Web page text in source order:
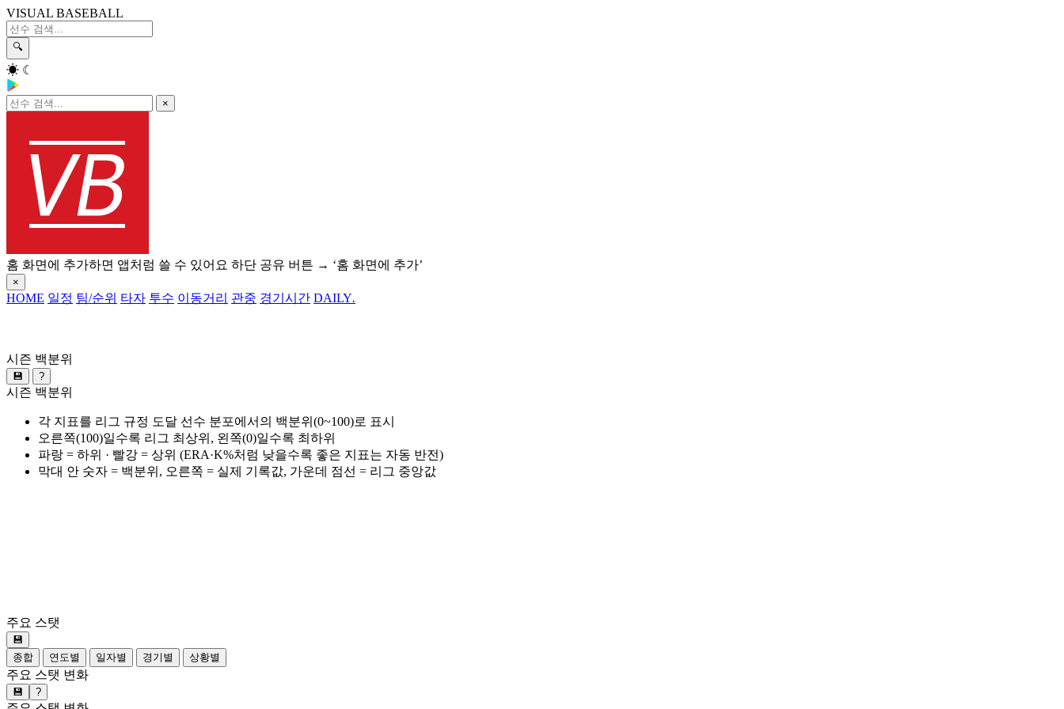
VISUAL BASEBALL
🔍
☀ ☾
×
홈 화면에 추가하면 앱처럼 쓸 수 있어요 하단 공유 버튼 → ‘홈 화면에 추가’
×
HOME 일정 팀/순위 타자 투수 이동거리 관중 경기시간 DAILY.
시즌 백분위
💾 ?
시즌 백분위
각 지표를 리그 규정 도달 선수 분포에서의 백분위(0~100)로 표시
오른쪽(100)일수록 리그 최상위, 왼쪽(0)일수록 최하위
파랑 = 하위 · 빨강 = 상위 (ERA·K%처럼 낮을수록 좋은 지표는 자동 반전)
막대 안 숫자 = 백분위, 오른쪽 = 실제 기록값, 가운데 점선 = 리그 중앙값
주요 스탯
💾
종합
연도별 일자별 경기별 상황별
주요 스탯 변화
💾 ?